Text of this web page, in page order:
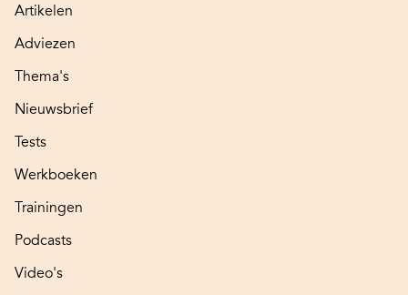
Artikelen
Adviezen
Thema's
Nieuwsbrief
Tests
Werkboeken
Trainingen
Podcasts
Video's